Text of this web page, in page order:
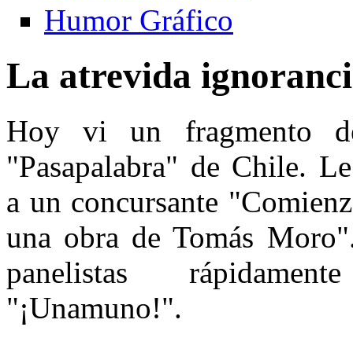
Humor Gráfico
La atrevida
Hoy vi un fragmento
"Pasapalabra" de Chile.
a un concursante
una obra de Tomás
panelistas
"¡Unamuno!".